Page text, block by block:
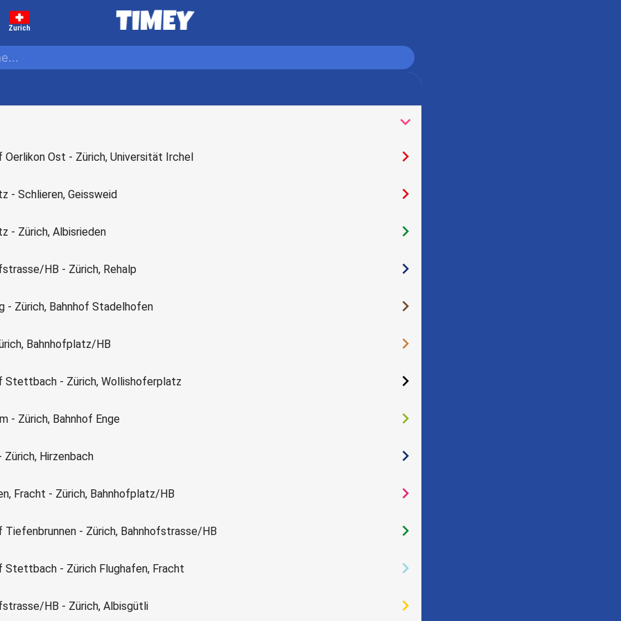
Zurich
󰅀
Oerlikon Ost - Zürich, Universität Irchel 󰅂
- Schlieren, Geissweid 󰅂
- Zürich, Albisrieden 󰅂
HB - Zürich, Rehalp 󰅂
- Zürich, Bahnhof Stadelhofen 󰅂
Bahnhofplatz/HB 󰅂
Stettbach - Zürich, Wollishoferplatz 󰅂
- Zürich, Bahnhof Enge 󰅂
Zürich, Hirzenbach 󰅂
Fracht - Zürich, Bahnhofplatz/HB 󰅂
Tiefenbrunnen - Zürich, Bahnhofstrasse/HB 󰅂
Stettbach - Zürich Flughafen, Fracht 󰅂
HB - Zürich, Albisgütli 󰅂